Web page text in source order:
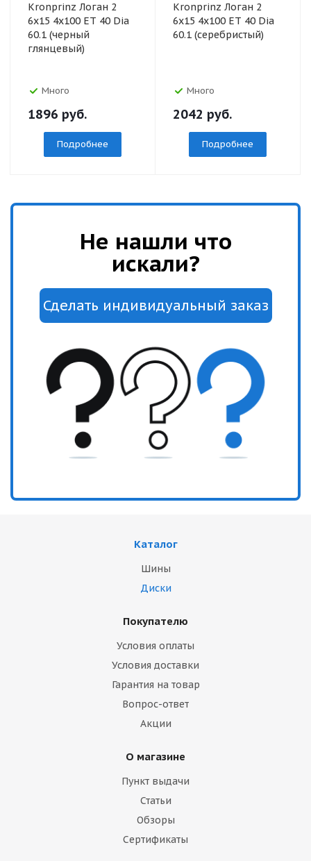
Kronprinz Логан 2
6x15 4x100 ET 40 Dia
60.1 (черный
глянцевый)
Много
1896 руб.
Подробнее
Kronprinz Логан 2
6x15 4x100 ET 40 Dia
60.1 (серебристый)
Много
2042 руб.
Подробнее
Не нашли что
искали?
Каталог
Шины
Диски
Покупателю
Условия оплаты
Условия доставки
Гарантия на товар
Вопрос-ответ
Акции
О магазине
Пункт выдачи
Статьи
Обзоры
Сертификаты